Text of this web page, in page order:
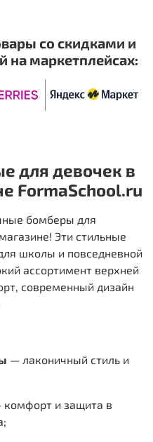
со скидками и
на маркетплейсах:
для девочек в
FormaSchool.ru
бомберы для
Эти стильные
школы и повседневной
ассортимент верхней
современный дизайн
— лаконичный стиль и
комфорт и защита в